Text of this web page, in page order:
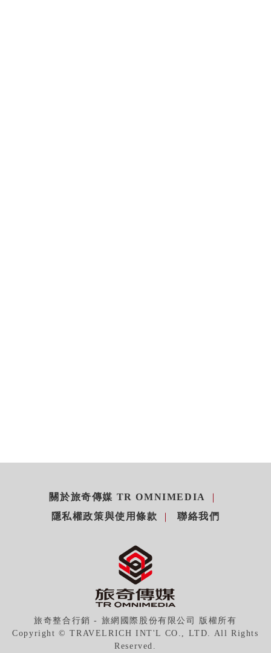
關於旅奇傳媒 TR OMNIMEDIA
隱私權政策與使用條款
聯絡我們
旅奇整合行銷 - 旅網國際股份有限公司 版權所有
Copyright © TRAVELRICH INT'L CO., LTD. All Rights
Reserved.